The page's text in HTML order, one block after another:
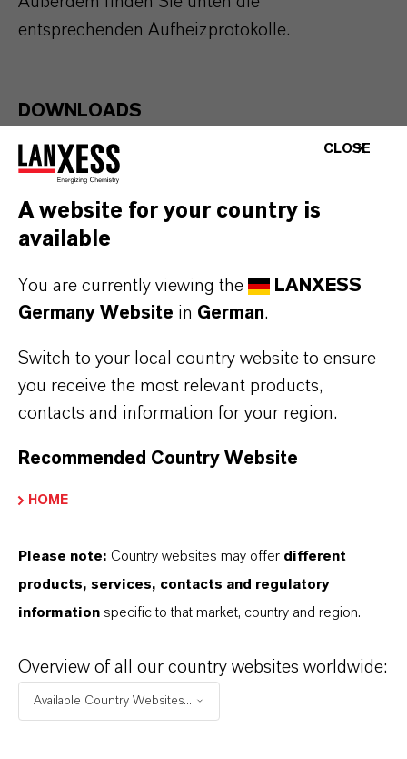
entsprechenden Aufheizprotokolle.
DOWNLOADS
Hinweis für Heizestriche (PDF, 261,7 KB)
(PDF, 81,5 KB)
Fliessestriche (PDF, 63,4 KB)
Aufheizprotokoll für Zement-
Heizestriche (PDF, 286,4 KB)
Aufheizprotokoll für Calciumsulfat-
Heizestriche mit Mebofix pro (PDF, 65,8
CLOSE
A website for your country is
available
You are currently viewing the
LANXESS
Germany Website in German.
Switch to your local country website to ensure
you receive the most relevant products,
contacts and information for your region.
Recommended Country Website
HOME
Please note: Country websites may offer different
products, services, contacts and regulatory
information specific to that market, country and region.
Overview of all our country websites worldwide:
Available Country Websites...